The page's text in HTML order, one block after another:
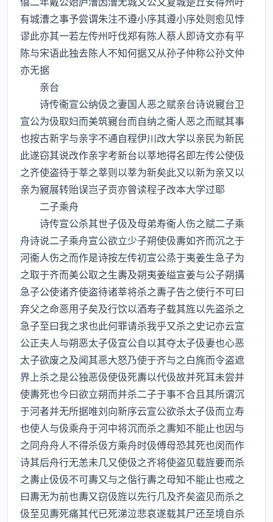
有城漕之事予尝谓朱注不遵小序其遵小序处则愈见悖
谬此亦其一若左传州吁伐郑有陈人蔡人即诗文亦有平
陈与宋语此独去陈人不知何据又从孙子仲称公孙文仲
亦无据
亲台
诗传衞宣公纳伋之妻国人恶之赋亲台诗说寴台卫
宣公为伋取妇而美筑寴台而自纳之衞人恶之而赋其事
也按古新字与亲字不通自程伊川改大学以亲民为新民
此遂窃其说改作亲字考新台以莘地得名即左传公使伋
之齐使盗待于莘之莘则以莘为新矣此又以新为亲又以
亲为寴展转贻误岂子贡亦曾读程子改本大学过耶
二子乘舟
诗传宣公杀其世子伋及母弟寿衞人伤之赋二子乘
舟诗说二子乘舟宣公欲立少子朔使伋夀如齐而沉之于
河衞人伤之而作是诗按左传初宣公烝于夷姜生急子为
之取于齐而美公取之生夀及朔夷姜缢宣姜与公子朔搆
急子公使诸齐使盗待诸莘将杀之夀子告之使行不可曰
弃父之命恶用子矣及行饮以酒寿子载其旌以先盗杀之
急子至曰我之求也此何罪请杀我乎又杀之史记亦云宣
公正夫人与朔恶太子伋宣公自以其夺太子伋妻也心恶
太子欲废之及闻其恶大怒乃使于齐与之白旄而令盗遮
界上杀之是公独恶伋使伋死夀以代伋故并死耳未尝并
使夀死也今曰欲立朔而并杀二子于事不合且其所谓沉
于河者并无所据唯刘向新序云宣公欲杀太子伋而立寿
也使人与伋乘舟于河中将沉而杀之夀知不能止也因与
之同舟舟人不得杀伋方乘舟时伋傅母恐其死也闵而作
诗其后舟行无恙未几又使伋之齐将使盗见载旌要而杀
之夀止伋伋不可夀又与之偕行夀之母知不能止也戒之
曰夀无为前也夀又窃伋旌以先行几及齐矣盗见而杀之
伋至见夀死痛其代已死涕泣悲哀遂载其尸还至境自杀